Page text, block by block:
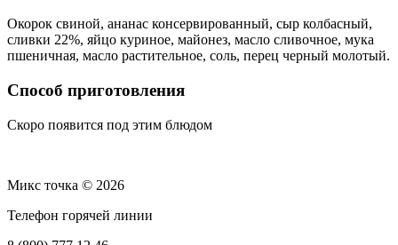
Окорок свиной, ананас консервированный, сыр колбасный,
сливки 22%, яйцо куриное, майонез, масло сливочное, мука
пшеничная, масло растительное, соль, перец черный молотый.
Способ приготовления
Скоро появится под этим блюдом
Микс точка © 2026
Телефон горячей линии